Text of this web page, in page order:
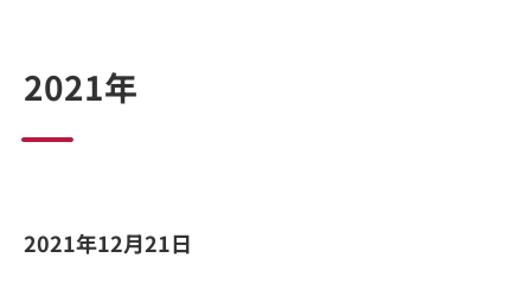
2021年
2021年12月21日